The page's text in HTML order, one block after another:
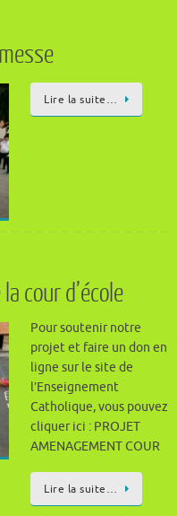
Lire la suite…
cour d’école
Pour soutenir notre
projet et faire un don en
ligne sur le site de
l’Enseignement
Catholique, vous pouvez
cliquer ici : PROJET
AMENAGEMENT COUR
Lire la suite…